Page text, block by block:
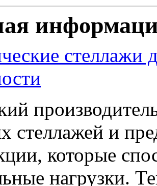
стеллажи
стеллажей и
которые
нагрузки.